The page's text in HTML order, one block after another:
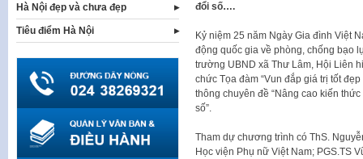
đổi số….
Kỷ niệm 25 năm Ngày Gia đình Việt
động quốc gia về phòng, chống bạo
trường UBND xã Thư Lâm, Hội Liên
chức Tọa đàm “Vun đắp giá trị tốt
thông chuyên đề “Nâng cao kiến
số”.
Tham dự chương trình có ThS.
Học viện Phụ nữ Việt Nam; PGS.TS
Hà Nội đẹp và chưa đẹp
Tiêu điểm Hà Nội